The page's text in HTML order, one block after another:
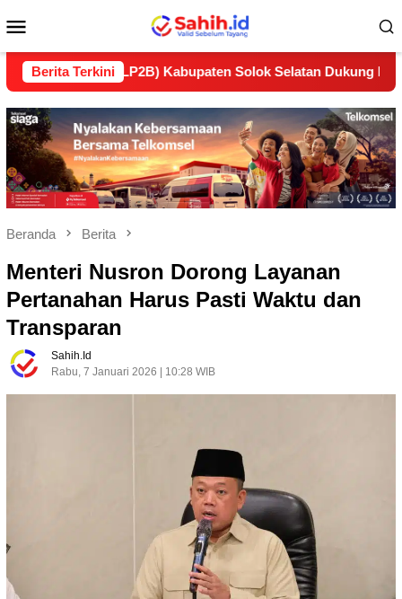
ke
Mobile
Berita Terkini
(LP2B) Kabupaten Solok Selatan Dukung Ketahanan
Beranda Berita
Menteri Nusron Dorong Layanan
Pertanahan Harus Pasti Waktu dan
Transparan
Sahih.id
Rabu, 7 Januari 2026 | 10:28 WIB